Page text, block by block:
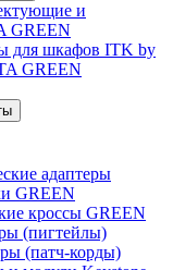
и
GREEN
для шкафов ITK by
GREEN
адаптеры
GREEN
кроссы GREEN
(пигтейлы)
(патч-корды)